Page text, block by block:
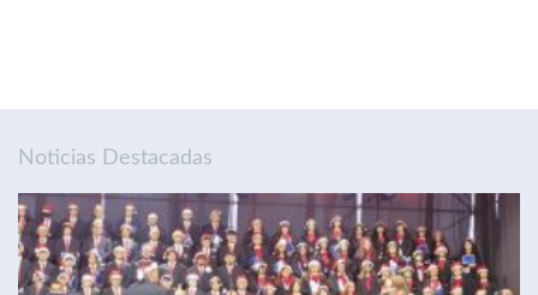
Noticias Destacadas